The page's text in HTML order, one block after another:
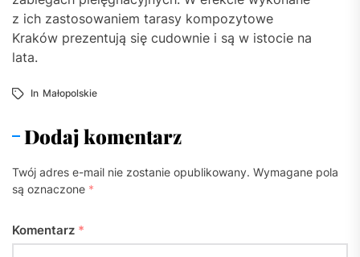
z ich zastosowaniem tarasy kompozytowe
Kraków prezentują się cudownie i są w istocie na
lata.
In Małopolskie
Dodaj komentarz
Twój adres e-mail nie zostanie opublikowany. Wymagane pola
są oznaczone *
Komentarz *